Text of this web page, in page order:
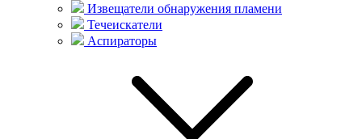
Извещатели обнаружения пламени
Течеискатели
Аспираторы